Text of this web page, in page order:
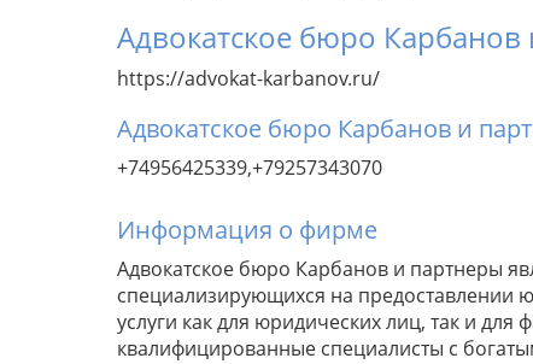
Адвокатское бюро
https://advokat-karbanov.ru/
Адвокатское бюро Карбанов и
+74956425339,+79257343070
Информация о фирме
Адвокатское бюро Карбанов и партнеры
специализирующихся на предоставлении
услуги как для юридических лиц, так и для
квалифицированные специалисты с